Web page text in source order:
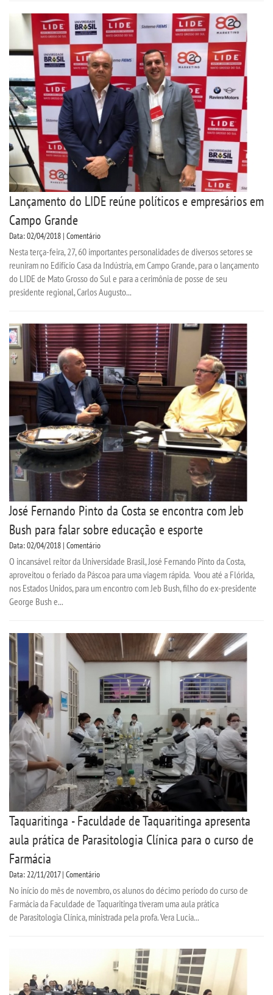
Lançamento do LIDE reúne políticos e empresários em
Campo Grande
Data: 02/04/2018 | Comentário
Nesta terça-feira, 27, 60 importantes personalidades de diversos setores se
reuniram no Edifício Casa da Indústria, em Campo Grande, para o lançamento
do LIDE de Mato Grosso do Sul e para a cerimônia de posse de seu
presidente regional, Carlos Augusto...
José Fernando Pinto da Costa se encontra com Jeb
Bush para falar sobre educação e esporte
Data: 02/04/2018 | Comentário
O incansável reitor da Universidade Brasil, José Fernando Pinto da Costa,
aproveitou o feriado da Páscoa para uma viagem rápida. Voou até a Flórida,
nos Estados Unidos, para um encontro com Jeb Bush, filho do ex-presidente
George Bush e...
Taquaritinga - Faculdade de Taquaritinga apresenta
aula prática de Parasitologia Clínica para o curso de
Farmácia
Data: 22/11/2017 | Comentário
No início do mês de novembro, os alunos do décimo período do curso de
Farmácia da Faculdade de Taquaritinga tiveram uma aula prática
de Parasitologia Clínica, ministrada pela profa. Vera Lucia...